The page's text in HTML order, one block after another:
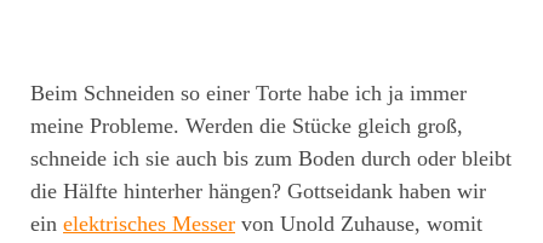
Beim Schneiden so einer Torte habe ich ja immer
meine Probleme. Werden die Stücke gleich groß,
schneide ich sie auch bis zum Boden durch oder bleibt
die Hälfte hinterher hängen? Gottseidank haben wir
ein elektrisches Messer von Unold Zuhause, womit